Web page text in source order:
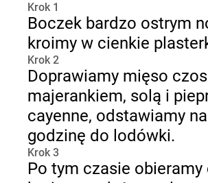
Krok 1
Boczek bardzo ostrym
kroimy w cienkie
Krok 2
Doprawiamy mięso
majerankiem, solą i
cayenne, odstawiamy
godzinę do lodówki.
Krok 3
Po tym czasie obieramy